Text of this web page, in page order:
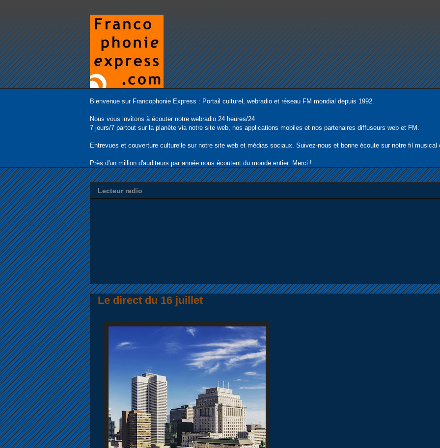
Bienvenue sur Francophonie Express : Portail culturel, webradio et réseau FM mondial depuis 1992.
Nous vous invitons à écouter notre webradio 24 heures/24
7 jours/7 partout sur la planète via notre site web, nos applications mobiles et nos partenaires diffuseurs web et FM.
Entrevues et couverture culturelle sur notre site web et médias sociaux. Suivez-nous et bonne écoute sur notre fil
Près d'un million d'auditeurs par année nous écoutent du monde entier. Merci !
Lecteur radio
Le direct du 16 juillet